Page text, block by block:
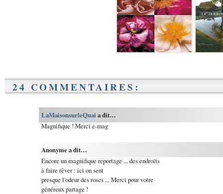
24 COMMENTAIRES:
LaMaisonsurleQuai a dit…
Magnifique ! Merci e-mag
Anonyme a dit…
Encore un magnifique reportage ... des endroits
à faire rêver : ici on sent
presque l'odeur des roses ... Merci pour votre
généreux partage !